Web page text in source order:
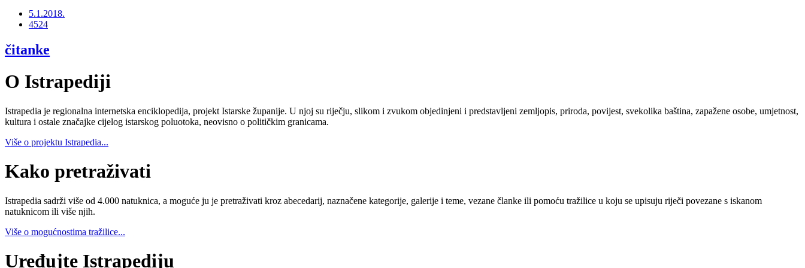
5.1.2018.
4524
čitanke
O Istrapediji
Istrapedia je regionalna internetska enciklopedija, projekt Istarske županije. U njoj su riječju, slikom i zvukom objedinjeni i predstavljeni zemljopis, priroda, povijest, svekolika baština, zapažene osobe, umjetnost,
kultura i ostale značajke cijelog istarskog poluotoka, neovisno o političkim granicama.
Više o projektu Istrapedia...
Kako pretraživati
Istrapedia sadrži više od 4.000 natuknica, a moguće ju je pretraživati kroz abecedarij, naznačene kategorije, galerije i teme, vezane članke ili pomoću tražilice u koju se upisuju riječi povezane s iskanom
natuknicom ili više njih.
Više o mogućnostima tražilice...
Uređujte Istrapediju